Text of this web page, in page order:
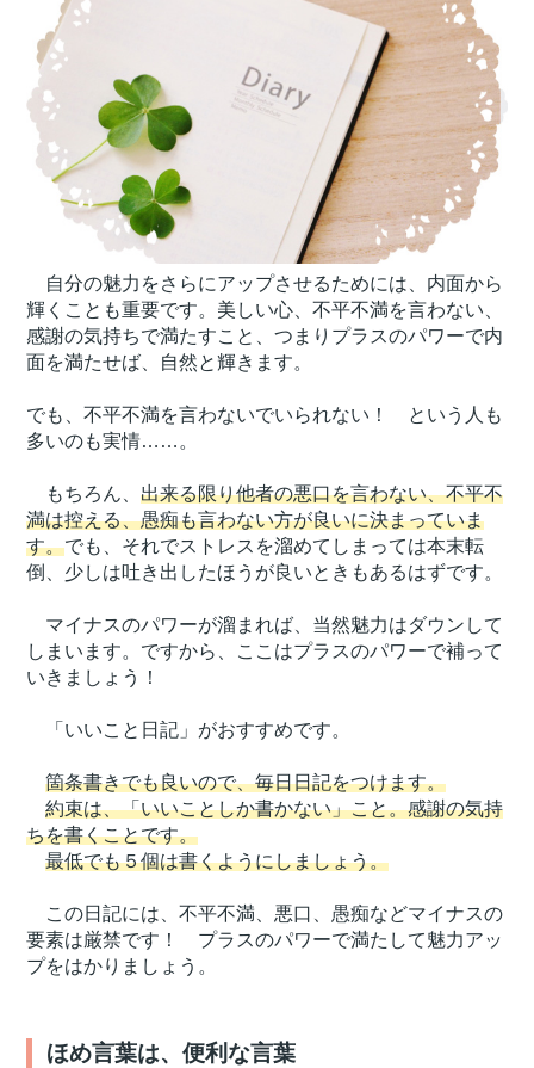
自分の魅力をさらにアップさせるためには、内面から
輝くことも重要です。美しい心、不平不満を言わない、
感謝の気持ちで満たすこと、つまりプラスのパワーで内
面を満たせば、自然と輝きます。
でも、不平不満を言わないでいられない！ という人も
多いのも実情……。
もちろん、出来る限り他者の悪口を言わない、不平不
満は控える、愚痴も言わない方が良いに決まっていま
す。でも、それでストレスを溜めてしまっては本末転
倒、少しは吐き出したほうが良いときもあるはずです。
マイナスのパワーが溜まれば、当然魅力はダウンして
しまいます。ですから、ここはプラスのパワーで補って
いきましょう！
「いいこと日記」がおすすめです。
箇条書きでも良いので、毎日日記をつけます。
約束は、「いいことしか書かない」こと。感謝の気持
ちを書くことです。
最低でも５個は書くようにしましょう。
この日記には、不平不満、悪口、愚痴などマイナスの
要素は厳禁です！ プラスのパワーで満たして魅力アッ
プをはかりましょう。
ほめ言葉は、便利な言葉